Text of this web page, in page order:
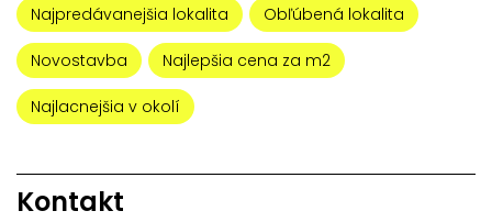
Najpredávanejšia lokalita Obľúbená lokalita
Novostavba Najlepšia cena za m2
Najlacnejšia v okolí
Kontakt